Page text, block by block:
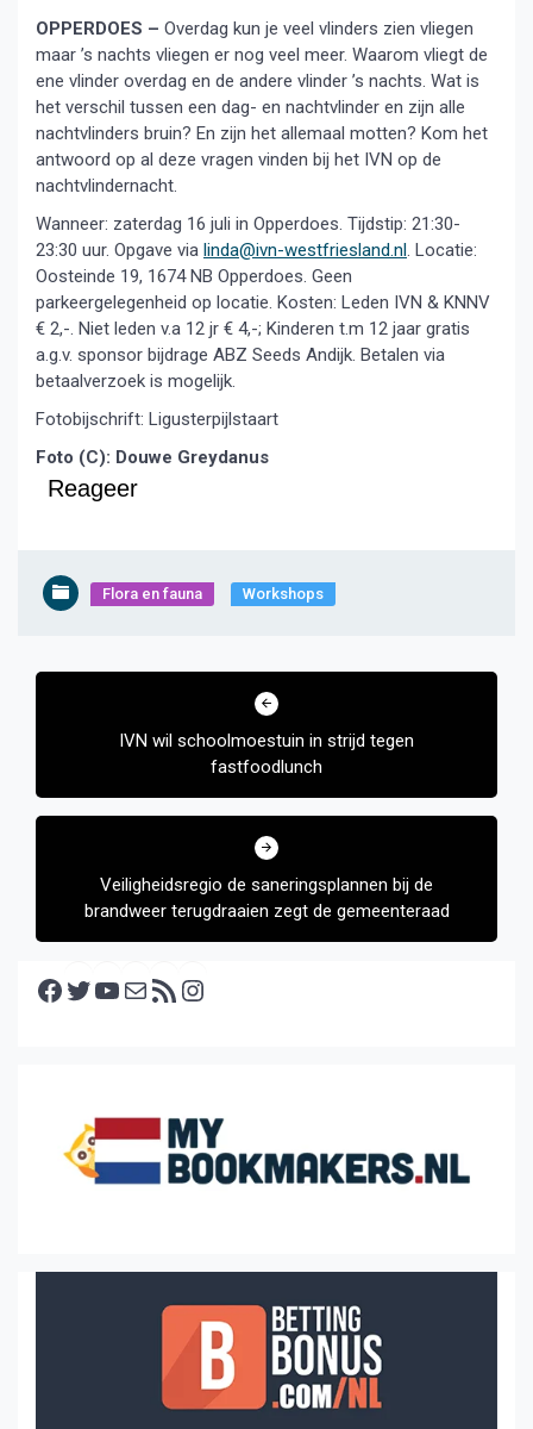
OPPERDOES – Overdag kun je veel vlinders zien vliegen
maar ’s nachts vliegen er nog veel meer. Waarom vliegt de
ene vlinder overdag en de andere vlinder ’s nachts. Wat is
het verschil tussen een dag- en nachtvlinder en zijn alle
nachtvlinders bruin? En zijn het allemaal motten? Kom het
antwoord op al deze vragen vinden bij het IVN op de
nachtvlindernacht.
Wanneer: zaterdag 16 juli in Opperdoes. Tijdstip: 21:30-
23:30 uur. Opgave via linda@ivn-westfriesland.nl. Locatie:
Oosteinde 19, 1674 NB Opperdoes. Geen
parkeergelegenheid op locatie. Kosten: Leden IVN & KNNV
€ 2,-. Niet leden v.a 12 jr € 4,-; Kinderen t.m 12 jaar gratis
a.g.v. sponsor bijdrage ABZ Seeds Andijk. Betalen via
betaalverzoek is mogelijk.
Fotobijschrift: Ligusterpijlstaart
Foto (C): Douwe Greydanus
Reageer
Flora en fauna Workshops
Bericht
IVN wil schoolmoestuin in strijd tegen
fastfoodlunch
Veiligheidsregio de saneringsplannen bij de
brandweer terugdraaien zegt de gemeenteraad
Facebook Twitter YouTube E-mail RSS feed